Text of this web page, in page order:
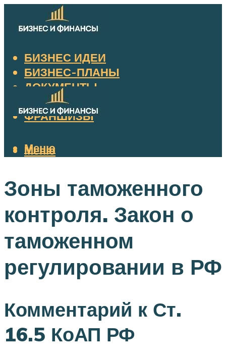
БИЗНЕС ИДЕИ
БИЗНЕС-ПЛАНЫ
ДОКУМЕНТЫ
НАЛОГИ
ФРАНШИЗЫ
Меню
Меню
Зоны таможенного
контроля. Закон о
таможенном
регулировании в РФ
Комментарий к Ст.
16.5 КоАП РФ